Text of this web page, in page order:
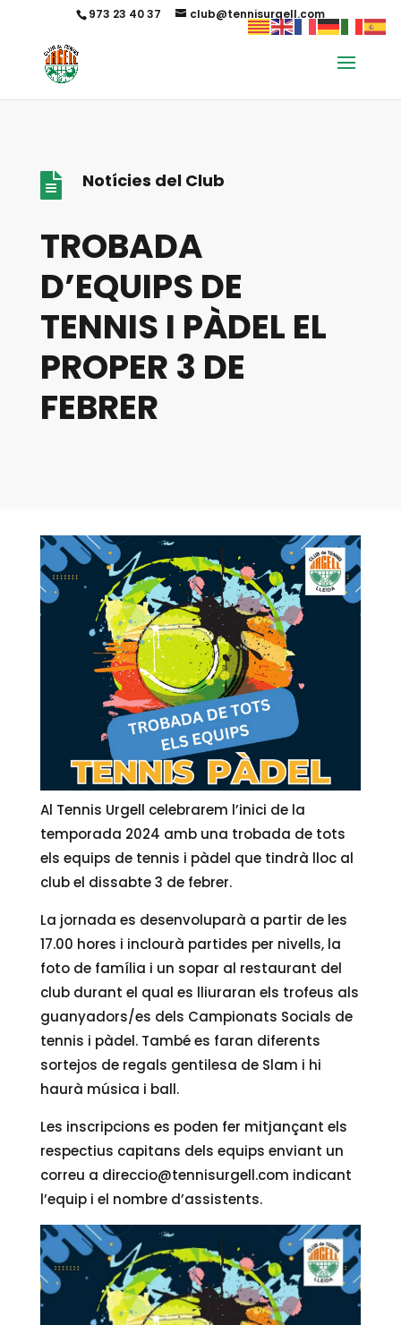
973 23 40 37 club@tennisurgell.com
 Notícies del Club
TROBADA
D’EQUIPS DE
TENNIS I PÀDEL EL
PROPER 3 DE
FEBRER
Al Tennis Urgell celebrarem l’inici de la
temporada 2024 amb una trobada de tots
els equips de tennis i pàdel que tindrà lloc al
club el dissabte 3 de febrer.
La jornada es desenvoluparà a partir de les
17.00 hores i inclourà partides per nivells, la
foto de família i un sopar al restaurant del
club durant el qual es lliuraran els trofeus als
guanyadors/es dels Campionats Socials de
tennis i pàdel. També es faran diferents
sortejos de regals gentilesa de Slam i hi
haurà música i ball.
Les inscripcions es poden fer mitjançant els
respectius capitans dels equips enviant un
correu a direccio@tennisurgell.com indicant
l’equip i el nombre d’assistents.